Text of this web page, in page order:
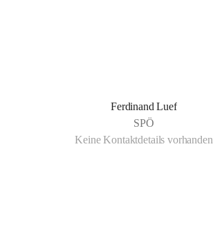
Ferdinand Luef
SPÖ
Keine Kontaktdetails vorhanden